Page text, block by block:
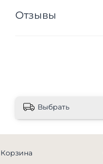
Отзывы
Выбрать
Корзина